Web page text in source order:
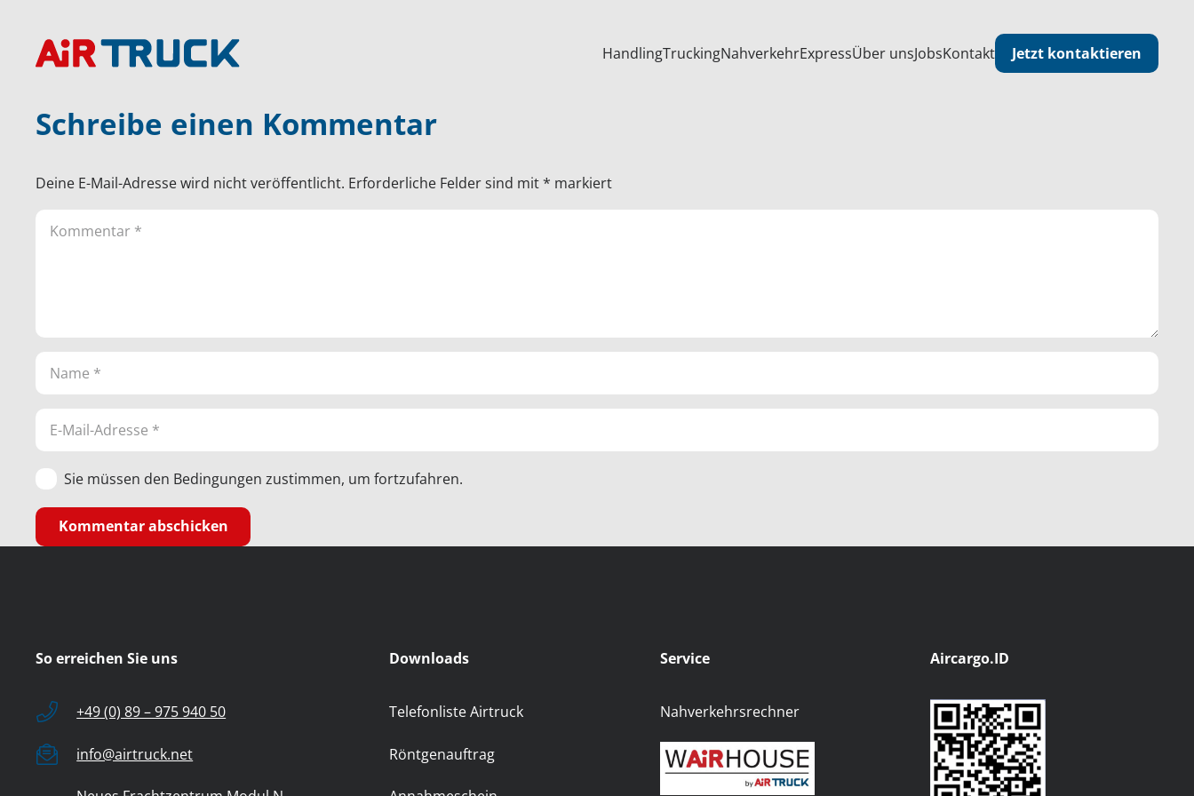
HandlingTruckingNahverkehrExpressÜber unsJobsKontakt Jetzt kontaktieren
Schreibe einen Kommentar
Deine E-Mail-Adresse wird nicht veröffentlicht. Erforderliche Felder sind mit* markiert
Sie müssen den Bedingungen zustimmen, um fortzufahren.
Kommentar abschicken
So erreichen Sie uns
+49 (0) 89 – 975 940 50
info@airtruck.net
Downloads
Telefonliste Airtruck
Röntgenauftrag
Service
Nahverkehrsrechner
Aircargo.ID